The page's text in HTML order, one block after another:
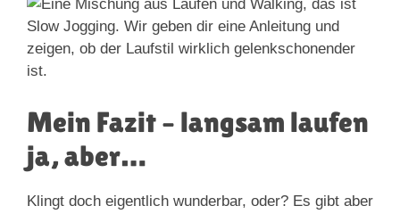
Mein Fazit – langsam laufen
ja, aber…
Klingt doch eigentlich wunderbar, oder? Es gibt aber